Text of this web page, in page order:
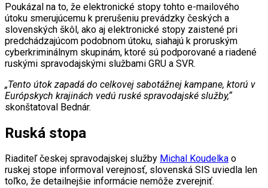
Poukázal na to, že elektronické stopy tohto e-mailového
útoku smerujúcemu k prerušeniu prevádzky českých a
slovenských škôl, ako aj elektronické stopy zaistené pri
predchádzajúcom podobnom útoku, siahajú k proruským
cyberkriminálnym skupinám, ktoré sú podporované a riadené
ruskými spravodajskými službami GRU a SVR.
„Tento útok zapadá do celkovej sabotážnej kampane, ktorú v
Európskych krajinách vedú ruské spravodajské služby,“
skonštatoval Bednár.
Ruská stopa
Riaditeľ českej spravodajskej služby Michal Koudelka o
ruskej stope informoval verejnosť, slovenská SIS uviedla len
toľko, že detailnejšie informácie nemôže zverejniť.